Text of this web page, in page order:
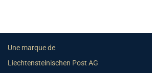
Une marque de
Liechtensteinischen Post AG